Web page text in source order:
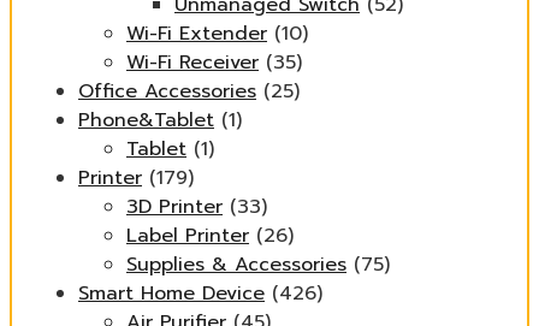
Wi-Fi Extender (10)
Wi-Fi Receiver (35)
Office Accessories (25)
Phone&Tablet (1)
Tablet (1)
Printer (179)
3D Printer (33)
Label Printer (26)
Supplies & Accessories (75)
Smart Home Device (426)